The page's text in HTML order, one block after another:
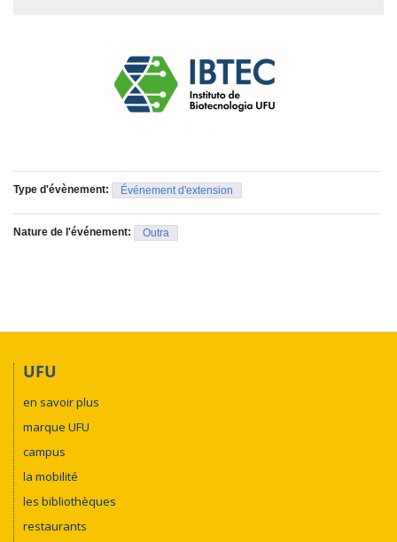
Type d'évènement: Événement d'extension
Nature de l'événement: Outra
UFU
en savoir plus
marque UFU
campus
la mobilité
les bibliothèques
restaurants